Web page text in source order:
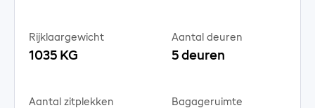
Rijklaargewicht
1035 KG
Aantal deuren
5 deuren
Aantal zitplekken Bagageruimte